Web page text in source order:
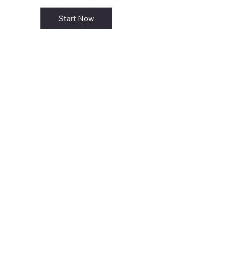
Start Now